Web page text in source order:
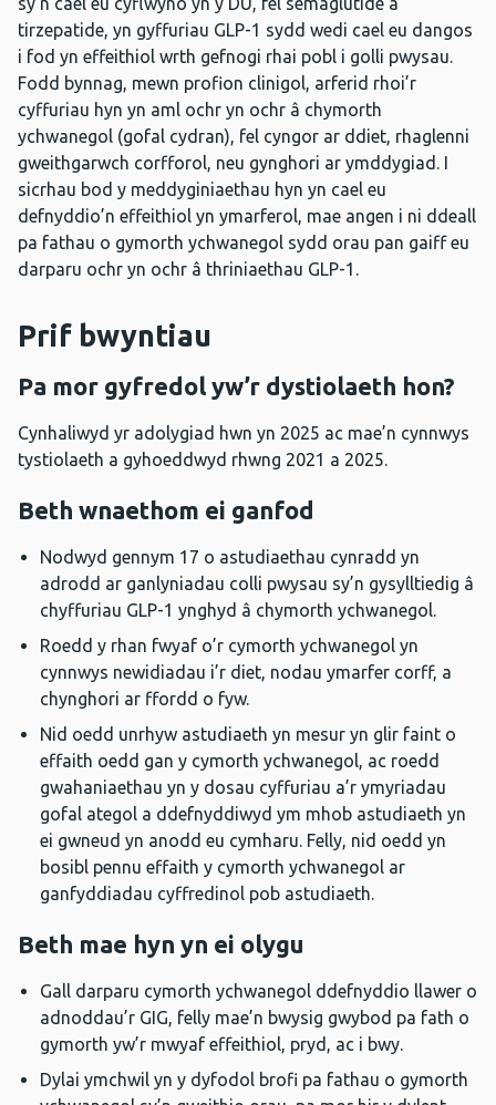
tirzepatide, yn gyffuriau GLP-1 sydd wedi cael eu dangos
i fod yn effeithiol wrth gefnogi rhai pobl i golli pwysau.
Fodd bynnag, mewn profion clinigol, arferid rhoi’r
cyffuriau hyn yn aml ochr yn ochr â chymorth
ychwanegol (gofal cydran), fel cyngor ar ddiet, rhaglenni
gweithgarwch corfforol, neu gynghori ar ymddygiad. I
sicrhau bod y meddyginiaethau hyn yn cael eu
defnyddio’n effeithiol yn ymarferol, mae angen i ni ddeall
pa fathau o gymorth ychwanegol sydd orau pan gaiff eu
darparu ochr yn ochr â thriniaethau GLP-1.
Prif bwyntiau
Pa mor gyfredol yw’r dystiolaeth hon?
Cynhaliwyd yr adolygiad hwn yn 2025 ac mae’n cynnwys
tystiolaeth a gyhoeddwyd rhwng 2021 a 2025.
Beth wnaethom ei ganfod
Nodwyd gennym 17 o astudiaethau cynradd yn
adrodd ar ganlyniadau colli pwysau sy’n gysylltiedig â
chyffuriau GLP-1 ynghyd â chymorth ychwanegol.
Roedd y rhan fwyaf o’r cymorth ychwanegol yn
cynnwys newidiadau i’r diet, nodau ymarfer corff, a
chynghori ar ffordd o fyw.
Nid oedd unrhyw astudiaeth yn mesur yn glir faint o
effaith oedd gan y cymorth ychwanegol, ac roedd
gwahaniaethau yn y dosau cyffuriau a’r ymyriadau
gofal ategol a ddefnyddiwyd ym mhob astudiaeth yn
ei gwneud yn anodd eu cymharu. Felly, nid oedd yn
bosibl pennu effaith y cymorth ychwanegol ar
ganfyddiadau cyffredinol pob astudiaeth.
Beth mae hyn yn ei olygu
Gall darparu cymorth ychwanegol ddefnyddio llawer o
adnoddau’r GIG, felly mae’n bwysig gwybod pa fath o
gymorth yw’r mwyaf effeithiol, pryd, ac i bwy.
Dylai ymchwil yn y dyfodol brofi pa fathau o gymorth